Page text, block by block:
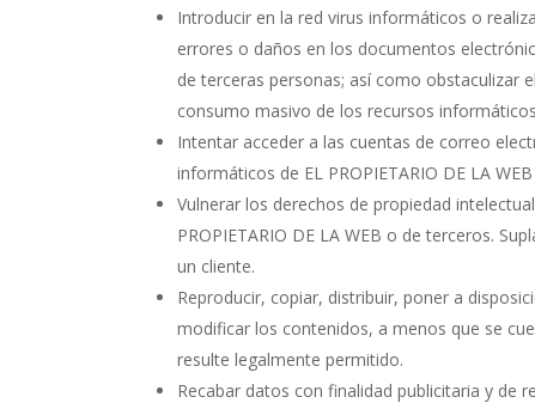
Introducir en la red virus informáticos o
errores o daños en los documentos
de terceras personas; así como obstaculizar
consumo masivo de los recursos
Intentar acceder a las cuentas de correo
informáticos de EL PROPIETARIO DE LA
Vulnerar los derechos de propiedad
PROPIETARIO DE LA WEB o de terceros.
un cliente.
Reproducir, copiar, distribuir, poner a
modificar los contenidos, a menos que se
resulte legalmente permitido.
Recabar datos con finalidad publicitaria y de